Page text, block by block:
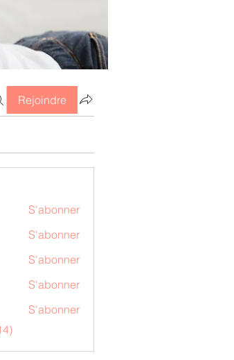
Rejoindre
S'abonner
S'abonner
S'abonner
S'abonner
S'abonner